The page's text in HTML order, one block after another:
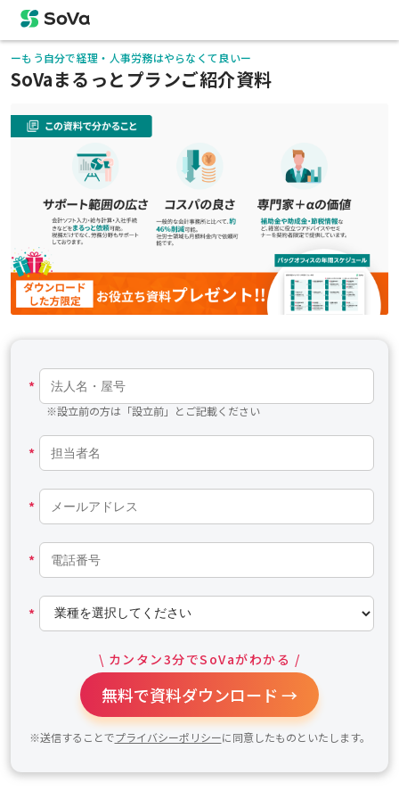
ーもう自分で経理・人事労務はやらなくて良いー
SoVaまるっとプランご紹介資料
*
※設立前の方は「設立前」とご記載ください
*
*
*
*
\ カンタン3分でSoVaがわかる /
無料で資料ダウンロード →
※送信することでプライバシーポリシーに同意したものといたします。